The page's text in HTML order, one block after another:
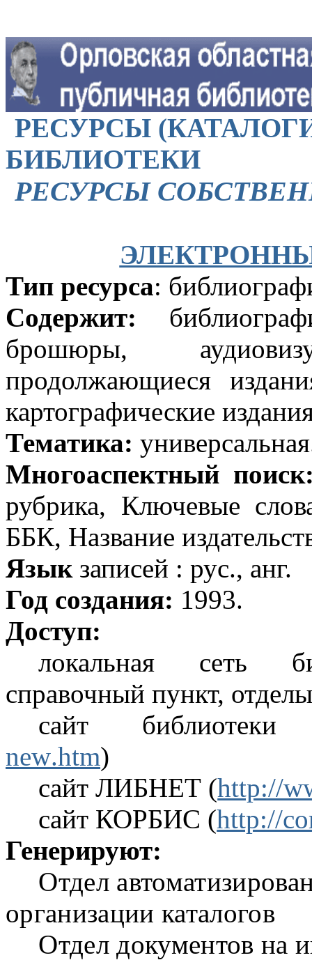
РЕСУРСЫ
БИБЛИОТЕКИ
РЕСУРСЫ
Тип ресурса:
Содержит:
брошюры,
продолжающиеся
картографические
Тематика:
Многоаспектный
рубрика, Ключевые
ББК, Название
Язык записей : рус., анг.
Год создания: 1993.
Доступ:
локальная сеть
справочный пункт,
сайт библиотеки
new.htm)
сайт ЛИБНЕТ (http://
сайт КОРБИС (http://
Генерируют:
Отдел
организации каталогов
Отдел документов на